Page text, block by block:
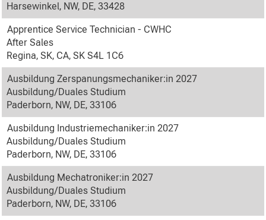
Harsewinkel, NW, DE, 33428
Apprentice Service Technician - CWHC
After Sales
Regina, SK, CA, SK S4L 1C6
Ausbildung Zerspanungsmechaniker:in 2027
Ausbildung/Duales Studium
Paderborn, NW, DE, 33106
Ausbildung Industriemechaniker:in 2027
Ausbildung/Duales Studium
Paderborn, NW, DE, 33106
Ausbildung Mechatroniker:in 2027
Ausbildung/Duales Studium
Paderborn, NW, DE, 33106